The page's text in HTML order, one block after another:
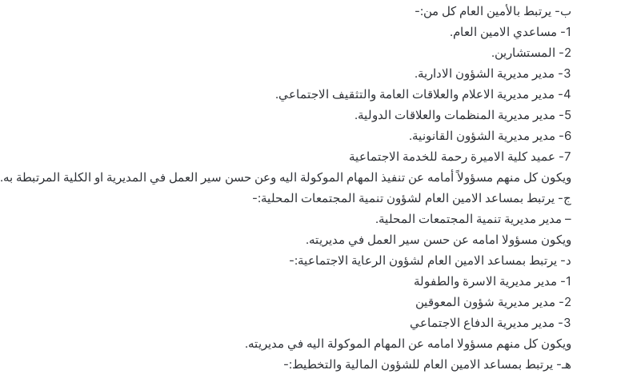
ب- يرتبط بالأمين العام كل من:-
1- مساعدي الامين العام.
2- المستشارين.
3- مدير مديرية الشؤون الادارية.
4- مدير مديرية الاعلام والعلاقات العامة والتثقيف الاجتماعي.
5- مدير مديرية المنظمات والعلاقات الدولية.
6- مدير مديرية الشؤون القانونية.
7- عميد كلية الاميرة رحمة للخدمة الاجتماعية
ويكون كل منهم مسؤولاً أمامه عن تنفيذ المهام الموكولة اليه وعن حسن سير العمل في المديرية او الكلية المرتبطة به.
ج- يرتبط بمساعد الامين العام لشؤون تنمية المجتمعات المحلية:-
– مدير مديرية تنمية المجتمعات المحلية.
ويكون مسؤولا امامه عن حسن سير العمل في مديريته.
د- يرتبط بمساعد الامين العام لشؤون الرعاية الاجتماعية:-
1- مدير مديرية الاسرة والطفولة
2- مدير مديرية شؤون المعوقين
3- مدير مديرية الدفاع الاجتماعي
ويكون كل منهم مسؤولا امامه عن المهام الموكولة اليه في مديريته.
هـ- يرتبط بمساعد الامين العام للشؤون المالية والتخطيط:-